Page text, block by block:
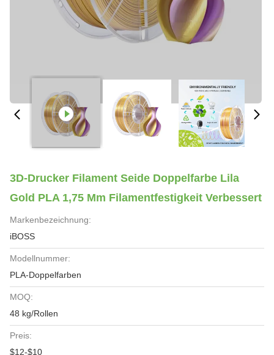
3D-Drucker Filament Seide Doppelfarbe Lila
Gold PLA 1,75 Mm Filamentfestigkeit Verbessert
Markenbezeichnung:
iBOSS
Modellnummer:
PLA-Doppelfarben
MOQ:
48 kg/Rollen
Preis:
$12-$10